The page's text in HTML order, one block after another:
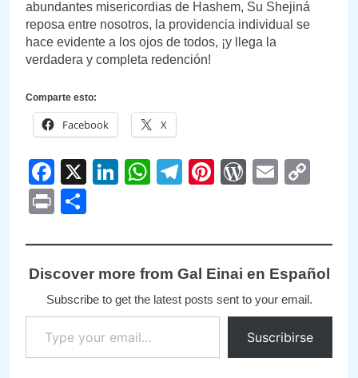
abundantes misericordias de Hashem, Su Shejiná
reposa entre nosotros, la providencia individual se
hace evidente a los ojos de todos, ¡y llega la
verdadera y completa redención!
Comparte esto:
Facebook X
Facebook
X LinkedIn
WhatsApp
Telegram
PinterestEmail
Print
Discover more from Gal Einai en Español
Subscribe to get the latest posts sent to your email.
Type your email…
Suscribirse